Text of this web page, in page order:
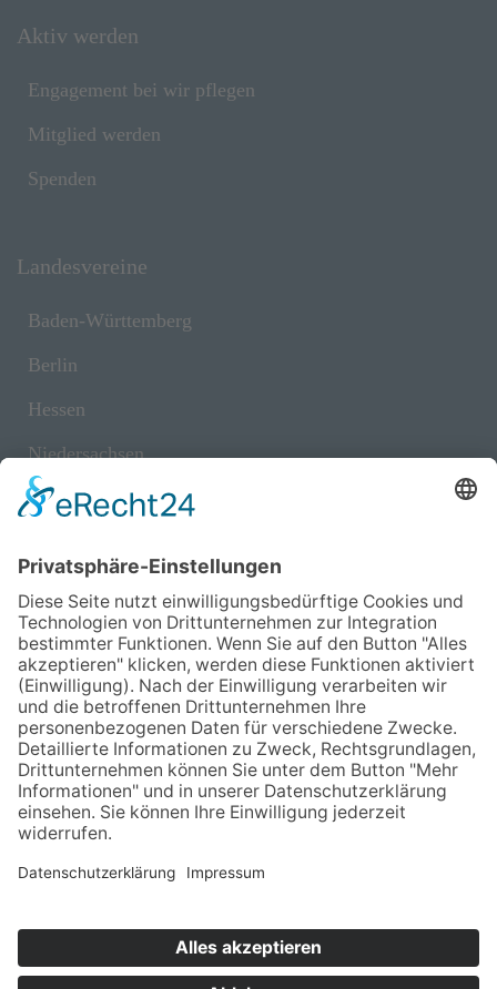
Aktiv werden
Engagement bei wir pflegen
Mitglied werden
Spenden
Landesvereine
Baden-Württemberg
Berlin
Hessen
Niedersachsen
NRW
Schleswig-Holstein
Thüringen
Informationen
Satzung und Verbandsstatut
Presse